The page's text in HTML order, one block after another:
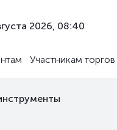
2026, 08:40
Участникам торгов